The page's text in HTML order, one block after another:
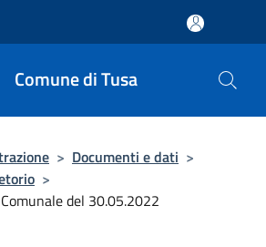
Comune di Tusa
> Documenti e dati >
>
del 30.05.2022